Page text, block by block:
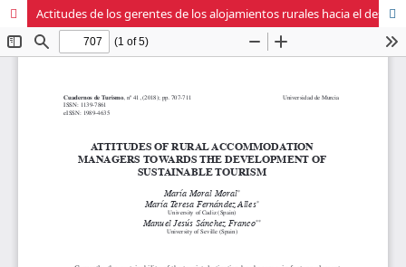
Actitudes de los gerentes de los alojamientos rurales hacia el desarrollo de un turismo sostenible